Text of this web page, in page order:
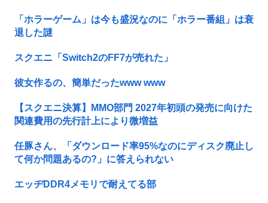
「ホラーゲーム」は今も盛況なのに「ホラー番組」は衰
退した謎
スクエニ「Switch2のFF7が売れた」
彼女作るの、簡単だったwww www
【スクエニ決算】MMO部門 2027年初頭の発売に向けた
関連費用の先行計上により微増益
任豚さん、「ダウンロード率95%なのにディスク廃止し
て何か問題あるの?」に答えられない
エッヂDDR4メモリで耐えてる部